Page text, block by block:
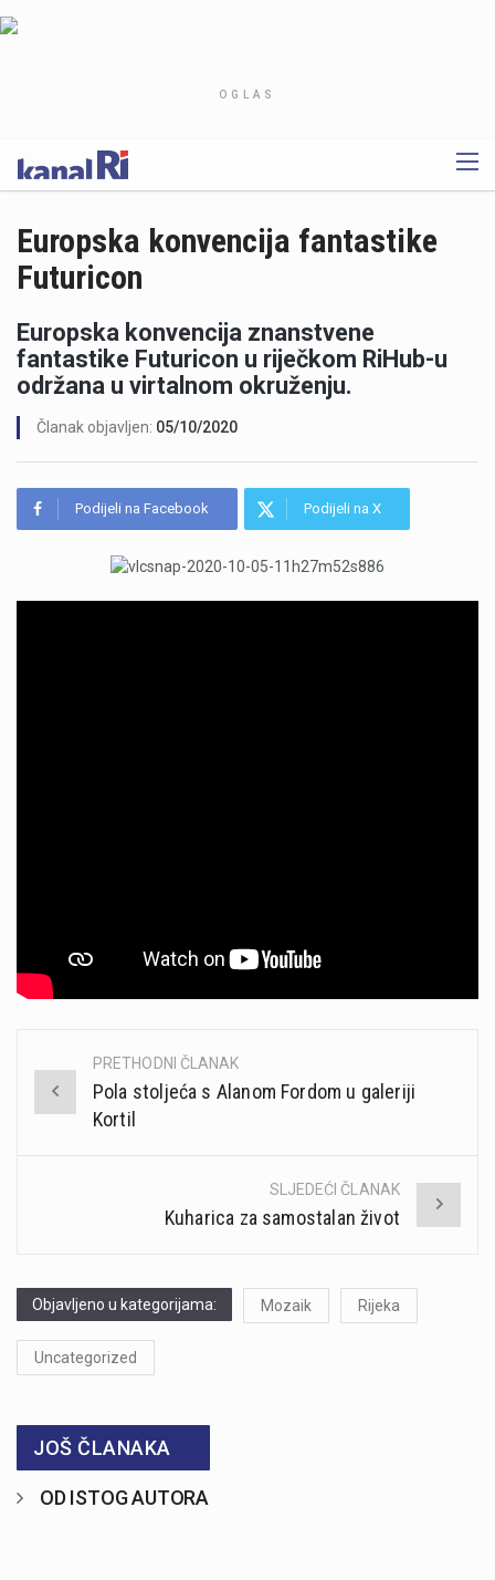
OGLAS
Europska konvencija fantastike
Futuricon
Europska konvencija znanstvene
fantastike Futuricon u riječkom RiHub-u
održana u virtalnom okruženju.
Članak objavljen: 05/10/2020
Podijeli na Facebook Podijeli na X
Post
navigation
PRETHODNI ČLANAK
Pola stoljeća s Alanom Fordom u galeriji
Kortil
SLJEDEĆI ČLANAK
Kuharica za samostalan život
Objavljeno u kategorijama: Mozaik Rijeka
Uncategorized
JOŠ ČLANAKA
OD ISTOG AUTORA